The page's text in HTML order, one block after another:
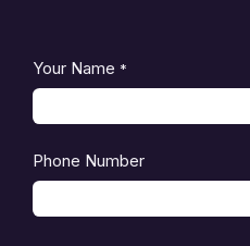
Your Name *
Phone Number